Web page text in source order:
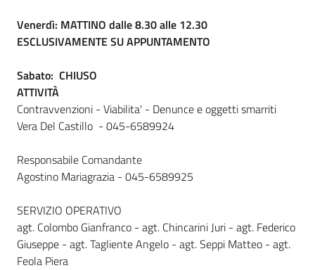
Venerdì: MATTINO dalle 8.30 alle 12.30
ESCLUSIVAMENTE SU APPUNTAMENTO
Sabato: CHIUSO
ATTIVITÀ
Contravvenzioni - Viabilita' - Denunce e oggetti smarriti
Vera Del Castillo - 045-6589924
Responsabile Comandante
Agostino Mariagrazia - 045-6589925
SERVIZIO OPERATIVO
agt. Colombo Gianfranco - agt. Chincarini Juri - agt. Federico
Giuseppe - agt. Tagliente Angelo - agt. Seppi Matteo - agt.
Feola Piera